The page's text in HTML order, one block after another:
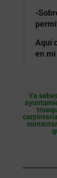
-
Aquí
en
Ya